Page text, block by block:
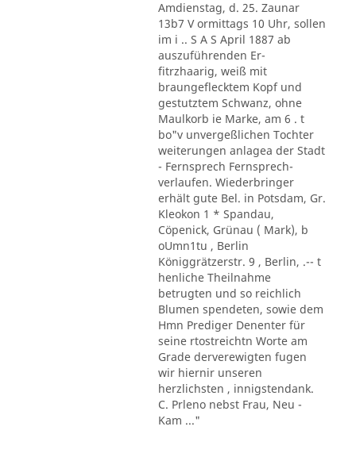
Amdienstag, d. 25. Zaunar
13b7 V ormittags 10 Uhr, sollen
im i .. S A S April 1887 ab
auszuführenden Er-
fitrzhaarig, weiß mit
braungeflecktem Kopf und
gestutztem Schwanz, ohne
Maulkorb ie Marke, am 6 . t
bo"v unvergeßlichen Tochter
weiterungen anlagea der Stadt
- Fernsprech Fernsprech-
verlaufen. Wiederbringer
erhält gute Bel. in Potsdam, Gr.
Kleokon 1 * Spandau,
Cöpenick, Grünau ( Mark), b
oUmn1tu , Berlin
Königgrätzerstr. 9 , Berlin, .-- t
henliche Theilnahme
betrugten und so reichlich
Blumen spendeten, sowie dem
Hmn Prediger Denenter für
seine rtostreichtn Worte am
Grade derverewigten fugen
wir hiernir unseren
herzlichsten , innigstendank.
C. Prleno nebst Frau, Neu -
Kam ..."